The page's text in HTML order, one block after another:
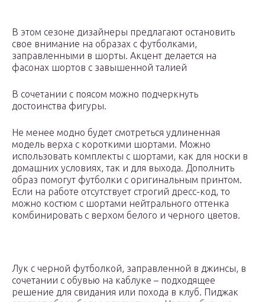
В этом сезоне дизайнеры предлагают остановить
свое внимание на образах с футболками,
заправленными в шорты. Акцент делается на
фасонах шортов с завышенной талией
В сочетании с поясом можно подчеркнуть
достоинства фигуры.
Не менее модно будет смотреться удлиненная
модель верха с короткими шортами. Можно
использовать комплекты с шортами, как для носки в
домашних условиях, так и для выхода. Дополнить
образ помогут футболки с оригинальным принтом.
Если на работе отсутствует строгий дресс-код, то
можно костюм с шортами нейтрального оттенка
комбинировать с верхом белого и черного цветов.
Лук с черной футболкой, заправленной в джинсы, в
сочетании с обувью на каблуке – подходящее
решение для свидания или похода в клуб. Пиджак